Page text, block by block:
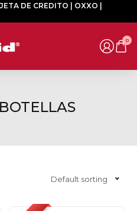
DE CREDITO | OXXO |
0
Default sorting